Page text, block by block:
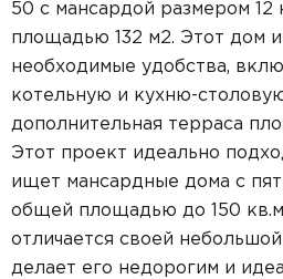
50 с мансардой размером
площадью 132 м2. Этот дом
необходимые удобства,
котельную и кухню-
дополнительная терраса
Этот проект идеально
ищет мансардные дома с
общей площадью до 150
отличается своей
делает его недорогим и